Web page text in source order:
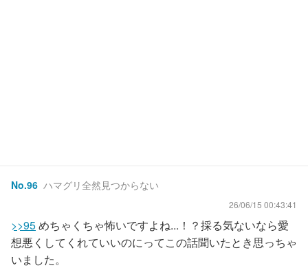
No.96 ハマグリ全然見つからない
26/06/15 00:43:41
>>95めちゃくちゃ怖いですよね...！？採る気ないなら愛
想悪くしてくれていいのにってこの話聞いたとき思っちゃ
いました。